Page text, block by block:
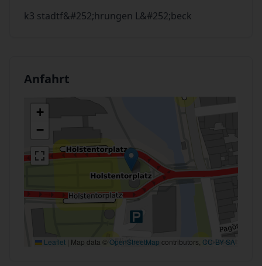
k3 stadtf&#252;hrungen L&#252;beck
Anfahrt
+
−
Leaflet | Map data © OpenStreetMap contributors, CC-BY-SA